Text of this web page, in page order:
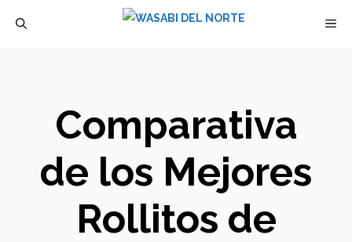
Comparativa
de los Mejores
Rollitos de